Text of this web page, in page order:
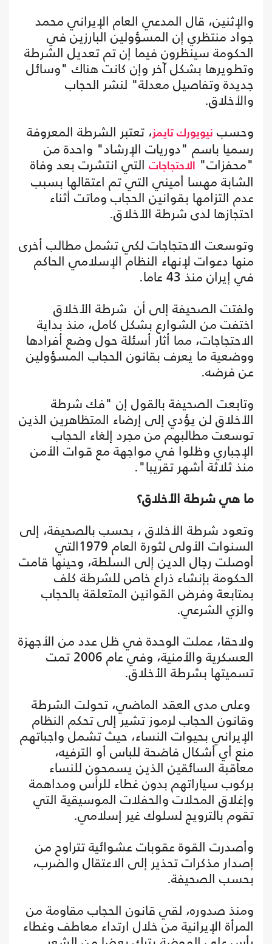
والإثنين، قال المدعي العام الإيراني محمد
جواد منتظري إن المسؤولين البارزين في
الحكومة سينظرون فيما إن تم تعديل الشرطة
وتطويرها بشكل آخر وإن كانت هناك "وسائل
جديدة وتفاصيل معدلة" لنشر الحجاب
والأخلاق.
وحسب نيويورك تايمز ، تعتبر الشرطة المعروفة
رسميا باسم "دوريات الإرشاد" واحدة من
"محفزات" الاحتجاجات التي انتشرت بعد وفاة
الشابة مهسا أميني التي تم اعتقالها بسبب
عدم التزامها بقوانين الحجاب وماتت أثناء
احتجازها لدى شرطة الأخلاق.
وتوسعت الاحتجاجات لكي تشمل مطالب أخرى
منها دعوات لإنهاء النظام الإسلامي الحاكم
في إيران منذ 43 عاما.
ولفتت الصحيفة إلى أن شرطة الأخلاق
اختفت من الشوارع بشكل كامل، منذ بداية
الاحتجاجات، مما أثار أسئلة حول وضع أفرادها
ووضعية ما يعرف بقانون الحجاب المسؤولين
عن فرضه.
وتابعت الصحيفة بالقول إن "فك شرطة
الأخلاق لن يؤدي إلى إرضاء المتظاهرين الذين
توسعت مطالبهم من مجرد إلغاء الحجاب
الإجباري وظلوا في مواجهة مع قوات الأمن
منذ ثلاثة أشهر تقريبا".
ما هي شرطة الأخلاق؟
وتعود شرطة الأخلاق ، بحسب بالصحيفة، إلى
السنوات الأولى لثورة العام 1979التي
أوصلت رجال الدين إلى السلطة، وحينها قامت
الحكومة بإنشاء ذراع خاص للشرطة كلف
بمتابعة وفرض القوانين المتعلقة بالحجاب
والزي الشرعي.
ولاحقا، عملت الوحدة في ظل عدد من الأجهزة
العسكرية والأمنية، وفي عام 2006 تمت
تسميتها بشرطة الأخلاق.
وعلى مدى العقد الماضي، تحولت الشرطة
وقانون الحجاب لرموز تشير إلى تحكم النظام
الإيراني بحيوات النساء، حيث تشمل واجباتهم
منع أي أشكال فاضحة للباس أو الترفيه،
معاقبة السائقين الذين يسمحون للنساء
بركوب سياراتهم بدون غطاء للرأس ومداهمة
وإغلاق المحلات والحفلات الموسيقية التي
تقوم بالترويج لسلوك غير إسلامي.
وأصدرت القوة عقوبات عشوائية تتراوح من
إصدار مذكرات تحذير إلى الاعتقال والضرب،
بحسب الصحيفة.
ومنذ صدوره، لقي قانون الحجاب مقاومة من
المرأة الإيرانية من خلال ارتداء معاطف وغطاء